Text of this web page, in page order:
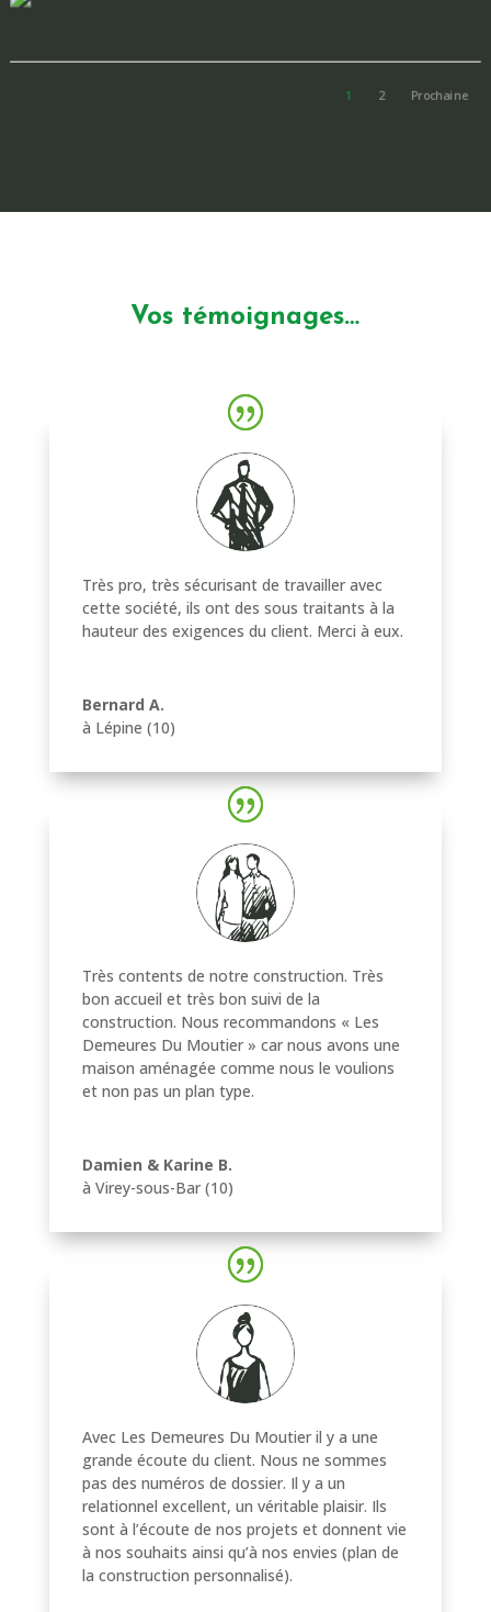
1 2 Prochaine
Vos témoignages…
Très pro, très sécurisant de travailler avec
cette société, ils ont des sous traitants à la
hauteur des exigences du client. Merci à eux.
Bernard A.
à Lépine (10)
Très contents de notre construction. Très
bon accueil et très bon suivi de la
construction. Nous recommandons « Les
Demeures Du Moutier » car nous avons une
maison aménagée comme nous le voulions
et non pas un plan type.
Damien & Karine B.
à Virey-sous-Bar (10)
Avec Les Demeures Du Moutier il y a une
grande écoute du client. Nous ne sommes
pas des numéros de dossier. Il y a un
relationnel excellent, un véritable plaisir. Ils
sont à l’écoute de nos projets et donnent vie
à nos souhaits ainsi qu’à nos envies (plan de
la construction personnalisé).